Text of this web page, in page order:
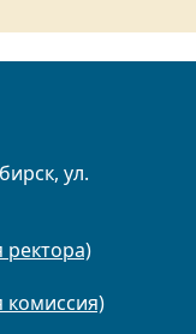
ул.
ректора)
комиссия)